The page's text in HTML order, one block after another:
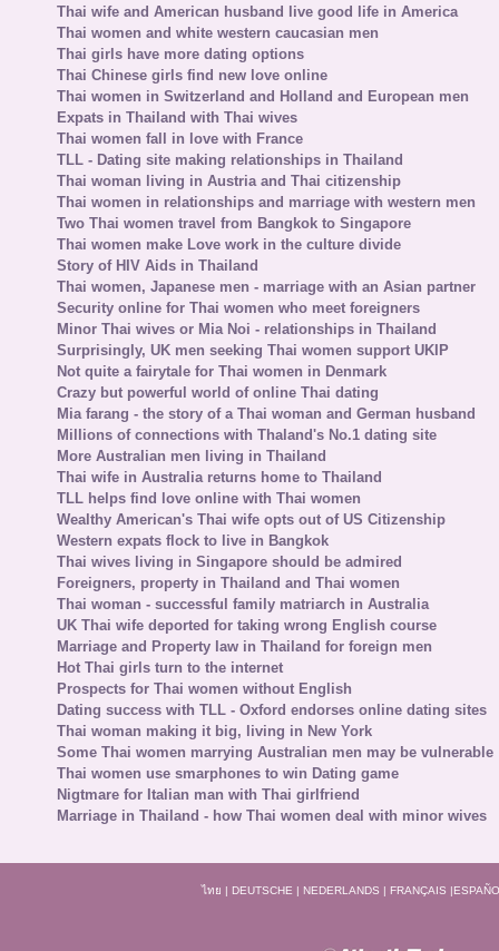
Thai wife and American husband live good life in America
Thai women and white western caucasian men
Thai girls have more dating options
Thai Chinese girls find new love online
Thai women in Switzerland and Holland and European men
Expats in Thailand with Thai wives
Thai women fall in love with France
TLL - Dating site making relationships in Thailand
Thai woman living in Austria and Thai citizenship
Thai women in relationships and marriage with western men
Two Thai women travel from Bangkok to Singapore
Thai women make Love work in the culture divide
Story of HIV Aids in Thailand
Thai women, Japanese men - marriage with an Asian partner
Security online for Thai women who meet foreigners
Minor Thai wives or Mia Noi - relationships in Thailand
Surprisingly, UK men seeking Thai women support UKIP
Not quite a fairytale for Thai women in Denmark
Crazy but powerful world of online Thai dating
Mia farang - the story of a Thai woman and German husband
Millions of connections with Thaland's No.1 dating site
More Australian men living in Thailand
Thai wife in Australia returns home to Thailand
TLL helps find love online with Thai women
Wealthy American's Thai wife opts out of US Citizenship
Western expats flock to live in Bangkok
Thai wives living in Singapore should be admired
Foreigners, property in Thailand and Thai women
Thai woman - successful family matriarch in Australia
UK Thai wife deported for taking wrong English course
Marriage and Property law in Thailand for foreign men
Hot Thai girls turn to the internet
Prospects for Thai women without English
Dating success with TLL - Oxford endorses online dating sites
Thai woman making it big, living in New York
Some Thai women marrying Australian men may be vulnerable
Thai women use smarphones to win Dating game
Nigtmare for Italian man with Thai girlfriend
Marriage in Thailand - how Thai women deal with minor wives
ไทย | DEUTSCHE | NEDERLANDS | FRANÇAIS |